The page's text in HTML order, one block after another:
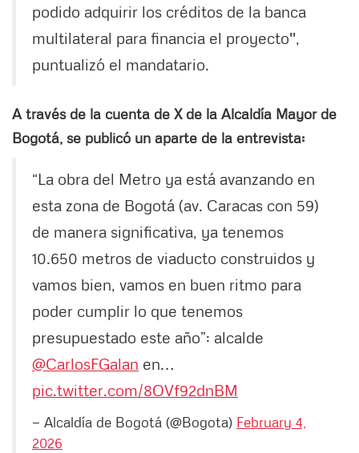
podido adquirir los créditos de la banca
multilateral para financia el proyecto'',
puntualizó el mandatario.
A través de la cuenta de X de la Alcaldía Mayor de
Bogotá, se publicó un aparte de la entrevista:
“La obra del Metro ya está avanzando en
esta zona de Bogotá (av. Caracas con 59)
de manera significativa, ya tenemos
10.650 metros de viaducto construidos y
vamos bien, vamos en buen ritmo para
poder cumplir lo que tenemos
presupuestado este año”: alcalde
@CarlosFGalan en…
pic.twitter.com/8OVf92dnBM
— Alcaldía de Bogotá (@Bogota) February 4,
2026